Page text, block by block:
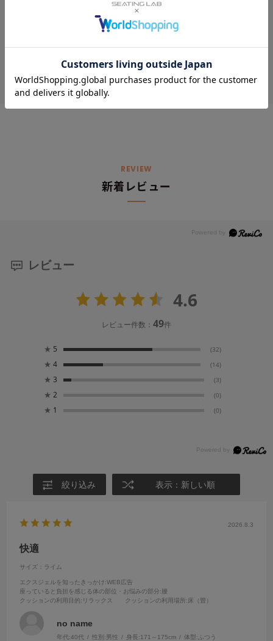
店舗検索
お近くの直営店舗をご案内いたします
REVIEW
新着レビュー
レビュー
4.6
レビュー件数： 49件
★ 5 (32)
★ 4 (14)
★ 3 (3)
★ 2 (0)
★ 1 (0)
絞り込み 表示：新しい順
2026.8.3
快適
サイズ：ライム
エクスジェルを知ったきっかけ :WEB広告
座っていると負担を感じる体の部位・お悩みの部分:腰
クッションの利用目的:リラックス クッションの利用場所:床（畳）
no name
年代:40代 性別:男性 身長:171～175cm 体型: ふつう